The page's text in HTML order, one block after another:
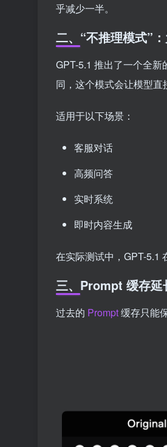
乎减少一半。
二、“不推理模式”
GPT-5.1 推出了一个全新
同，这个模式会让模型直
适用于以下场景：
客服对话
高频问答
实时系统
即时内容生成
在实际测试中，GPT-5.1
三、Prompt 缓存延
过去的 Prompt缓存只能